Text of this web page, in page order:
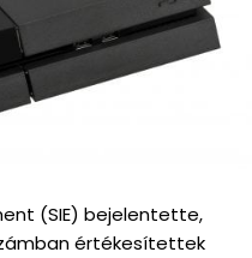
(SIE) bejelentette,
értékesítettek